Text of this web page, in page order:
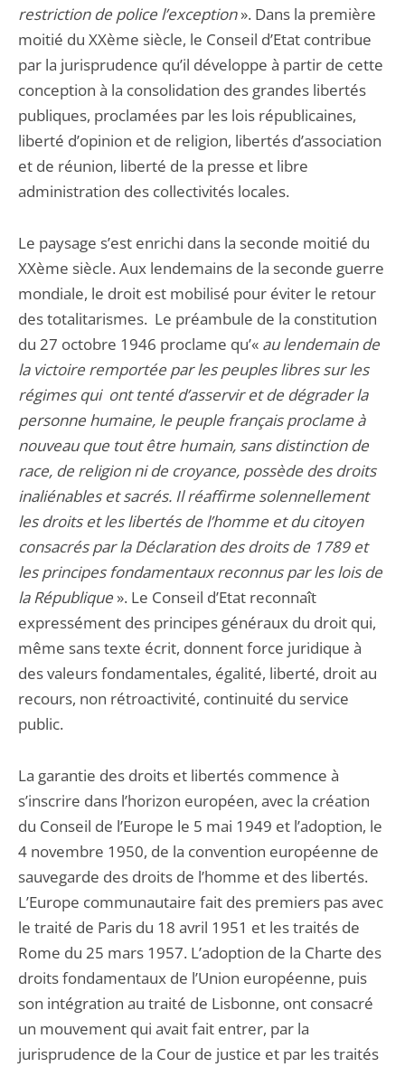
restriction de police l’exception». Dans la première
moitié du XXème siècle, le Conseil d’Etat contribue
par la jurisprudence qu’il développe à partir de cette
conception à la consolidation des grandes libertés
publiques, proclamées par les lois républicaines,
liberté d’opinion et de religion, libertés d’association
et de réunion, liberté de la presse et libre
administration des collectivités locales.
Le paysage s’est enrichi dans la seconde moitié du
XXème siècle. Aux lendemains de la seconde guerre
mondiale, le droit est mobilisé pour éviter le retour
des totalitarismes. Le préambule de la constitution
du 27 octobre 1946 proclame qu’« au lendemain de
la victoire remportée par les peuples libres sur les
régimes qui ont tenté d’asservir et de dégrader la
personne humaine, le peuple français proclame à
nouveau que tout être humain, sans distinction de
race, de religion ni de croyance, possède des droits
inaliénables et sacrés. Il réaffirme solennellement
les droits et les libertés de l’homme et du citoyen
consacrés par la Déclaration des droits de 1789 et
les principes fondamentaux reconnus par les lois de
la République ». Le Conseil d’Etat reconnaît
expressément des principes généraux du droit qui,
même sans texte écrit, donnent force juridique à
des valeurs fondamentales, égalité, liberté, droit au
recours, non rétroactivité, continuité du service
public.
La garantie des droits et libertés commence à
s’inscrire dans l’horizon européen, avec la création
du Conseil de l’Europe le 5 mai 1949 et l’adoption, le
4 novembre 1950, de la convention européenne de
sauvegarde des droits de l’homme et des libertés.
L’Europe communautaire fait des premiers pas avec
le traité de Paris du 18 avril 1951 et les traités de
Rome du 25 mars 1957. L’adoption de la Charte des
droits fondamentaux de l’Union européenne, puis
son intégration au traité de Lisbonne, ont consacré
un mouvement qui avait fait entrer, par la
jurisprudence de la Cour de justice et par les traités